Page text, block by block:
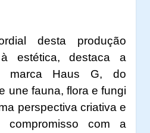
desta produção
estética, destaca a
marca Haus G, do
une fauna, flora e fungi
perspectiva criativa e
compromisso com a